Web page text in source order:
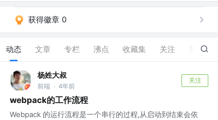
获得徽章 0
动态 文章 专栏 沸点 收藏集 关注 5
杨姓大叔
前端 · 4年前
关注
webpack的工作流程
Webpack 的运行流程是一个串行的过程,从启动到结束会依